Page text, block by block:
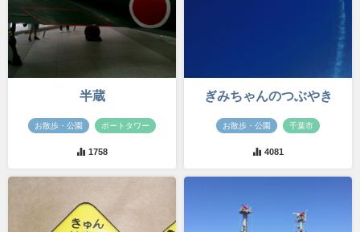
半蔵
お散歩・公園 ポートタワー
1758
ぎみちゃんのつぶやき
お散歩・公園 千葉市
4081